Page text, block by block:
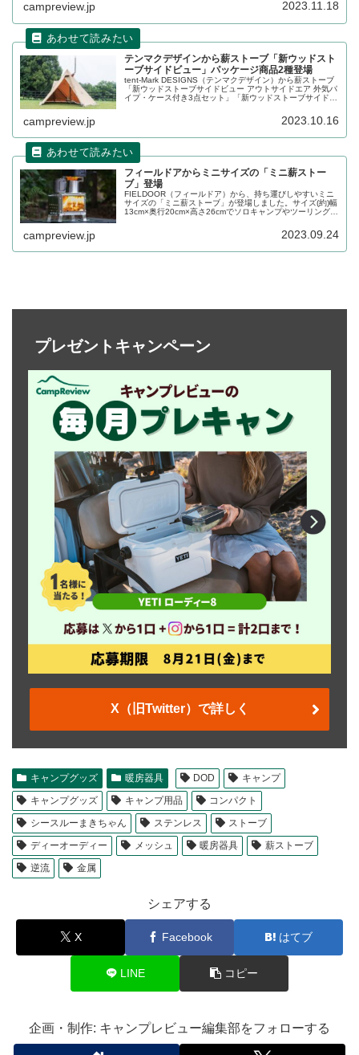
campreview.jp 2023.11.18
テンマクデザインから薪ストーブ「新ウッドスト
ーブサイドビュー」パッケージ商品2種登場
tent-Mark DESIGNS（テンマクデザイン）から薪ストーブ
「新ウッドストーブサイドビュー アウトサイドエア 外気パ
イプ・ケース付き3点セット」「新ウッドストーブサイドビ
調理も可能な携帯薪ストーブのパッケージ商品が2種類発売
campreview.jp 2023.10.16
フィールドアからミニサイズの「ミニ薪ストー
ブ」登場
FIELDOOR（フィールドア）から、持ち運びしやすいミニ
サイズの「ミニ薪ストーブ」が登場しました。サイズ(約)幅
13cm×奥行20cm×高さ26cmでソロキャンプやツーリングキ
け、持ち運び時もらくらくです。詳細をレビューします。
campreview.jp 2023.09.24
プレゼントキャンペーン
X（旧Twitter）で詳しく
キャンプグッズ 暖房器具 DOD
キャンプ
キャンプグッズ
キャンプ用品
コンパクト
シースルーまきちゃん
ステンレス
ストーブ
ディーオーディー
メッシュ 暖房器具
薪ストーブ
逆流
金属
シェアする
X Facebook はてブ
LINE コピー
企画・制作: キャンプレビュー編集部をフォローする